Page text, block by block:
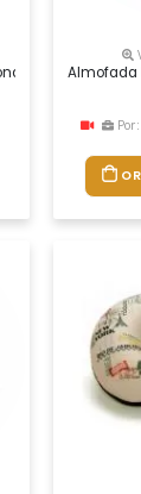
Almofada
Por: